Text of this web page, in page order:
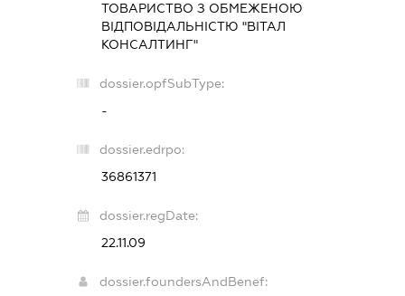
ТОВАРИСТВО З ОБМЕЖЕНОЮ
ВІДПОВІДАЛЬНІСТЮ "ВІТАЛ
КОНСАЛТИНГ"
dossier.opfSubType:
-
dossier.edrpo:
36861371
dossier.regDate:
22.11.09
dossier.foundersAndBenef: